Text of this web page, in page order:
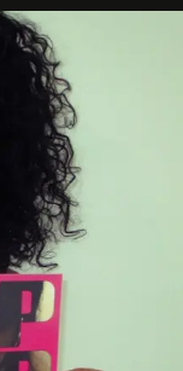
adressen
lunches tot